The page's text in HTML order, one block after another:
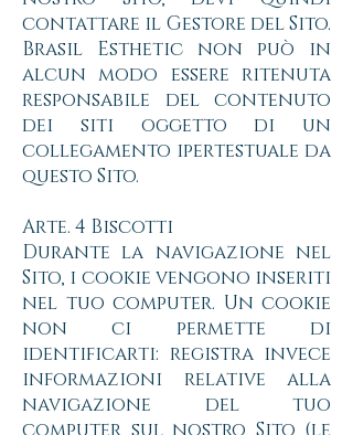
contattare il Gestore del Sito.
Brasil Esthetic non può in
alcun modo essere ritenuta
responsabile del contenuto
dei siti oggetto di un
collegamento ipertestuale da
questo Sito.
Arte. 4 Biscotti
Durante la navigazione nel
Sito, i cookie vengono inseriti
nel tuo computer. Un cookie
non ci permette di
identificarti: registra invece
informazioni relative alla
navigazione del tuo
computer sul nostro Sito (le